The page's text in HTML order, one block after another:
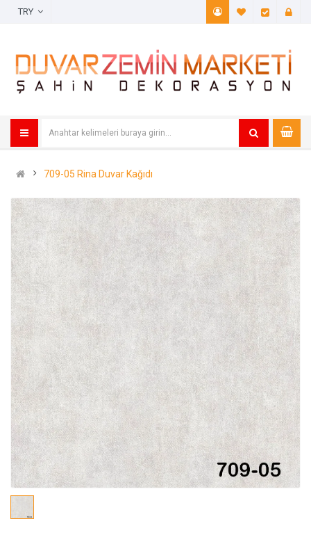
A. Listem
709-05 Rina Duvar Kağıdı